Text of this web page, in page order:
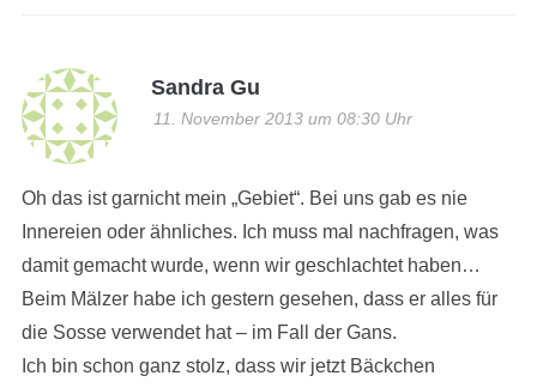
Sandra Gu
11. November 2013 um 08:30 Uhr
Oh das ist garnicht mein „Gebiet“. Bei uns gab es nie
Innereien oder ähnliches. Ich muss mal nachfragen, was
damit gemacht wurde, wenn wir geschlachtet haben…
Beim Mälzer habe ich gestern gesehen, dass er alles für
die Sosse verwendet hat – im Fall der Gans.
Ich bin schon ganz stolz, dass wir jetzt Bäckchen